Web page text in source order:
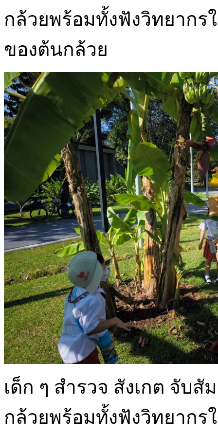
กล้วยพร้อมทั้งฟังวิทยากร
ของต้นกล้วย
เด็ก ๆ สำรวจ สังเกต จับ
กล้วยพร้อมทั้งฟังวิทยากร